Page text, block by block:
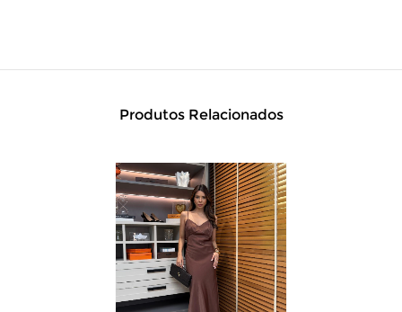
Produtos Relacionados